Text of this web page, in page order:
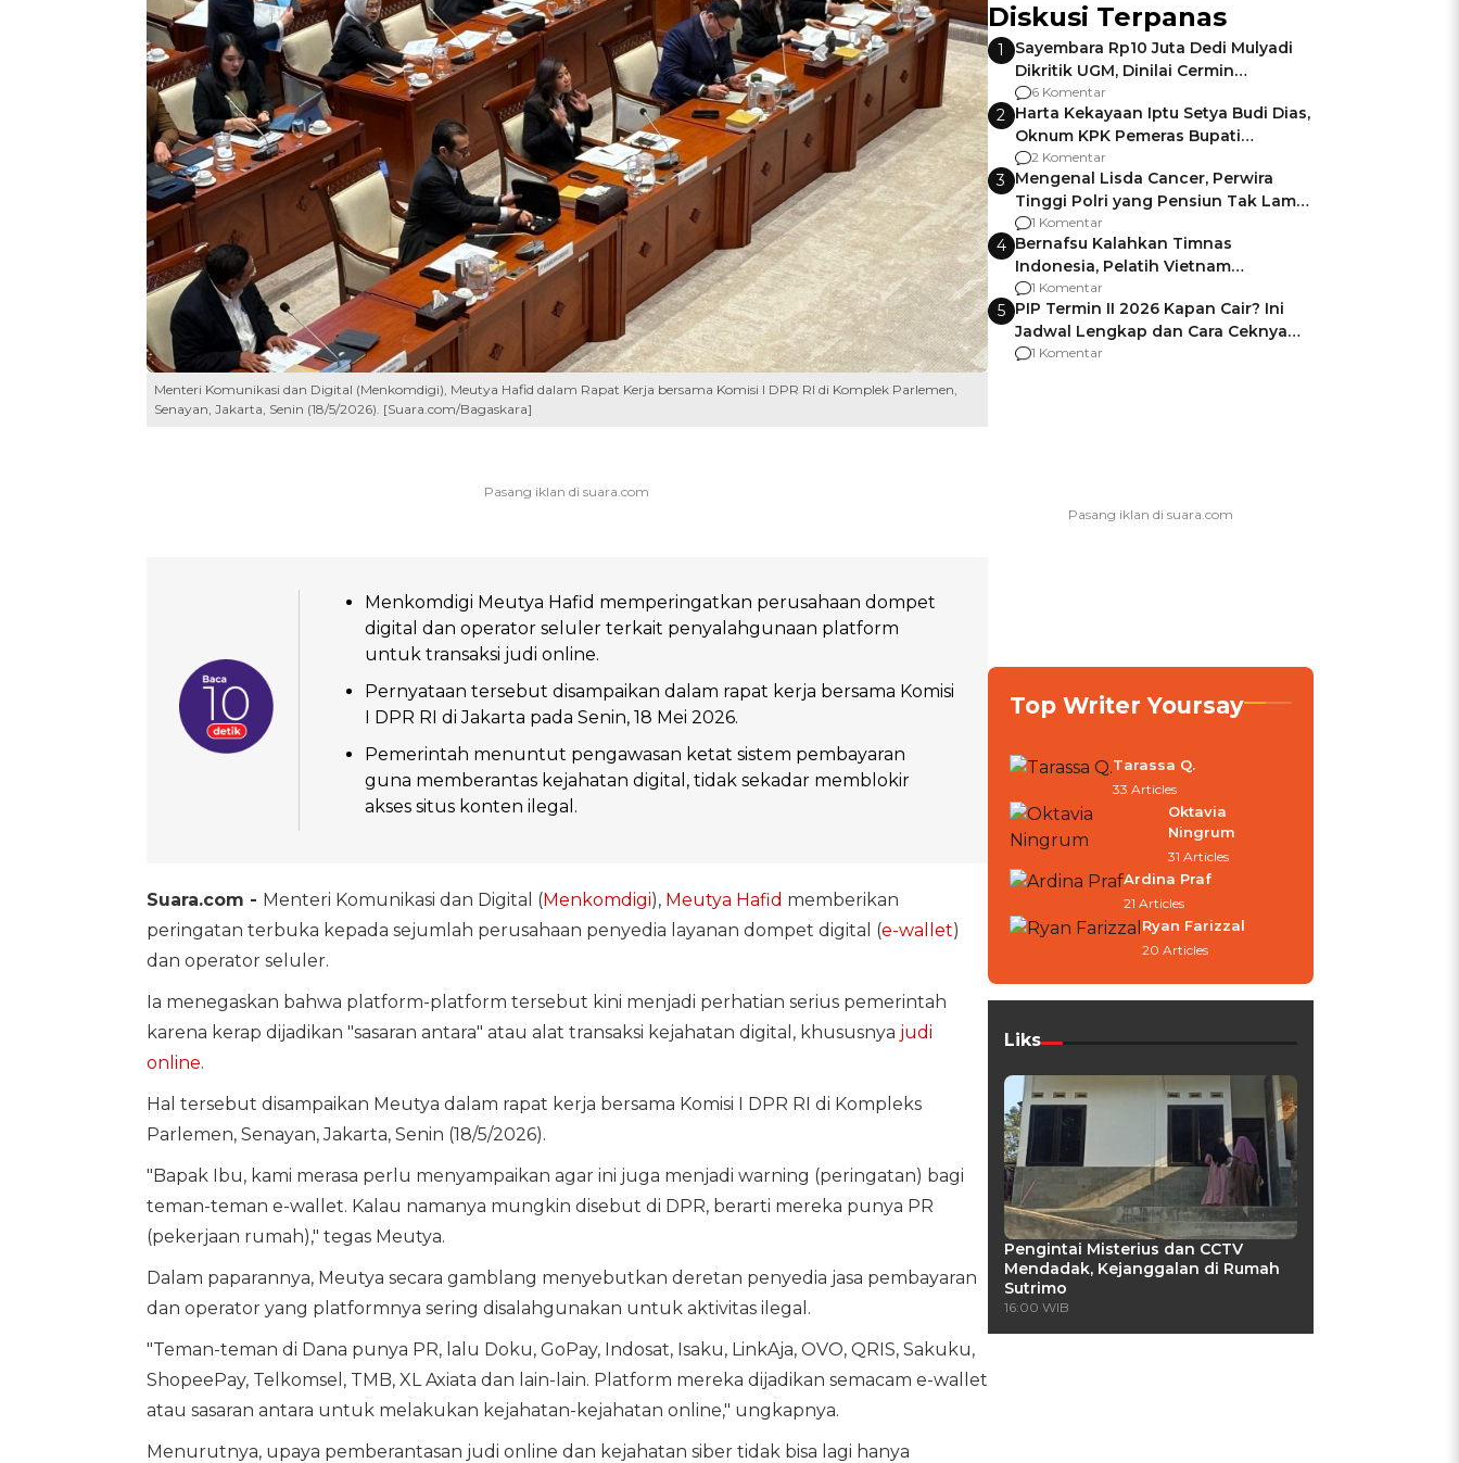
Menteri Komunikasi dan Digital (Menkomdigi), Meutya Hafid dalam Rapat Kerja bersama Komisi I DPR RI di Komplek Parlemen,
Senayan, Jakarta, Senin (18/5/2026). [Suara.com/Bagaskara]
Menkomdigi Meutya Hafid memperingatkan perusahaan dompet
digital dan operator seluler terkait penyalahgunaan platform
untuk transaksi judi online.
Pernyataan tersebut disampaikan dalam rapat kerja bersama Komisi
I DPR RI di Jakarta pada Senin, 18 Mei 2026.
Pemerintah menuntut pengawasan ketat sistem pembayaran
guna memberantas kejahatan digital, tidak sekadar memblokir
akses situs konten ilegal.
Suara.com - Menteri Komunikasi dan Digital (Menkomdigi), Meutya Hafid memberikan
peringatan terbuka kepada sejumlah perusahaan penyedia layanan dompet digital (e-wallet)
dan operator seluler.
Ia menegaskan bahwa platform-platform tersebut kini menjadi perhatian serius pemerintah
karena kerap dijadikan "sasaran antara" atau alat transaksi kejahatan digital, khususnya judi
online.
Hal tersebut disampaikan Meutya dalam rapat kerja bersama Komisi I DPR RI di Kompleks
Parlemen, Senayan, Jakarta, Senin (18/5/2026).
"Bapak Ibu, kami merasa perlu menyampaikan agar ini juga menjadi warning (peringatan) bagi
teman-teman e-wallet. Kalau namanya mungkin disebut di DPR, berarti mereka punya PR
(pekerjaan rumah)," tegas Meutya.
Dalam paparannya, Meutya secara gamblang menyebutkan deretan penyedia jasa pembayaran
dan operator yang platformnya sering disalahgunakan untuk aktivitas ilegal.
"Teman-teman di Dana punya PR, lalu Doku, GoPay, Indosat, Isaku, LinkAja, OVO, QRIS, Sakuku,
ShopeePay, Telkomsel, TMB, XL Axiata dan lain-lain. Platform mereka dijadikan semacam e-wallet
atau sasaran antara untuk melakukan kejahatan-kejahatan online," ungkapnya.
Menurutnya, upaya pemberantasan judi online dan kejahatan siber tidak bisa lagi hanya
Diskusi Terpanas
1
Sayembara Rp10 Juta Dedi Mulyadi
Dikritik UGM, Dinilai Cermin
Gagalnya Negara Jamin Keamanan
6 Komentar
2 Harta Kekayaan Iptu Setya Budi Dias,
Oknum KPK Pemeras Bupati
Pemalang
2 Komentar
3 Mengenal Lisda Cancer, Perwira
Tinggi Polri yang Pensiun Tak Lama
Usai Jadi Brigjen
1 Komentar
4 Bernafsu Kalahkan Timnas
Indonesia, Pelatih Vietnam
Berencana Pakai Jimat di Pakansari
1 Komentar
5 PIP Termin II 2026 Kapan Cair? Ini
Jadwal Lengkap dan Cara Ceknya
agar Dana Tidak Hangus!
1 Komentar
Top Writer Yoursay
Tarassa Q.
33 Articles
Oktavia
Ningrum
31 Articles
Ardina Praf
21 Articles
Ryan Farizzal
20 Articles
Liks
Pengintai Misterius dan CCTV
Mendadak, Kejanggalan di Rumah
Sutrimo
16:00 WIB